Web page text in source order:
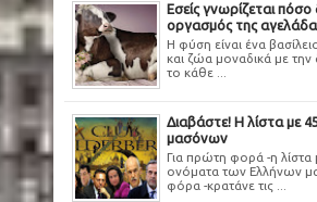
Εσείς γνωρίζεται πόσο
οργασμός της
Η φύση είναι ένα
και ζώα μοναδικά με την
το κάθε ...
Διαβάστε! Η λίστα με
μασόνων
Για πρώτη φορά -η λίστα
ονόματα των Ελλήνων
φόρα -κρατάνε τις ...